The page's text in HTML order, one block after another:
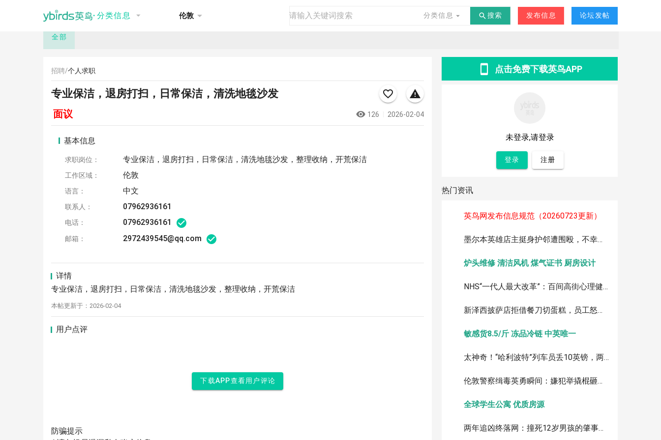
· 分类信息 伦敦 分类信息 搜索 发布信息 论坛发帖
推荐 讨论 租房 二手 商品 商务 交友 其他 -°C
全部
招聘/个人求职
专业保洁，退房打扫，日常保洁，清洗地毯沙发
面议 126 2026-02-04
基本信息
求职岗位： 专业保洁，退房打扫，日常保洁，清洗地毯沙发，整理收纳，开荒保洁
工作区域： 伦敦
语言： 中文
联系人： 07962936161
电话： 07962936161
邮箱： 2972439545@qq.com
详情
专业保洁，退房打扫，日常保洁，清洗地毯沙发，整理收纳，开荒保洁
本帖更新于：2026-02-04
用户点评
下载APP查看用户评论
防骗提示
点击免费下载英鸟APP
未登录,请登录
登录 注册
热门资讯
英鸟网发布信息规范（20260723更新）
墨尔本英雄店主挺身护邻遭围殴，不幸离世：涉案者最小仅12岁
炉头维修 清洁风机 煤气证书 厨房设计
NHS“一代人最大改革”：百间高街心理健康中心，银行图书馆变身诊所
新泽西披萨店拒借餐刀切蛋糕，员工怒斥顾客视频引爆全网
敏感货8.5/斤 冻品冷链 中英唯一
太神奇！“哈利波特”列车员丢10英镑，两周后竟被海鸥叼回
伦敦警察缉毒英勇瞬间：嫌犯举撬棍砸头，警员果断制伏
全球学生公寓 优质房源
两年追凶终落网：撞死12岁男孩的肇事逃逸者，被引渡回英受审